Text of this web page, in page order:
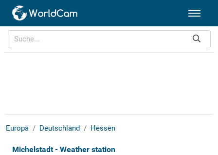
Europa Deutschland Hessen
Michelstadt - Weather station